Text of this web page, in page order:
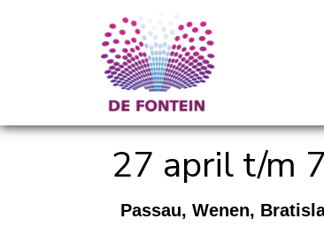
27 april t/m
Passau, Wenen,